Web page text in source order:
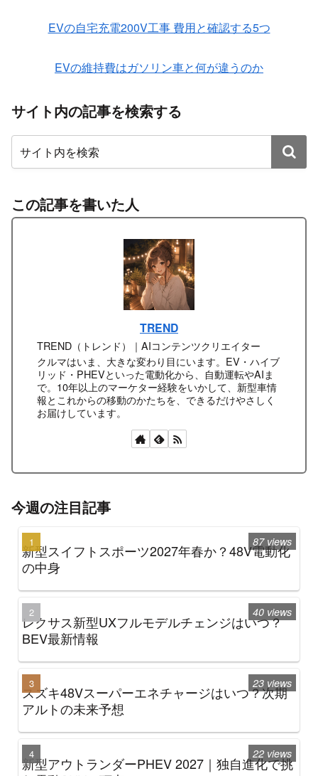
EVの自宅充電200V工事 費用と確認する5つ
EVの維持費はガソリン車と何が違うのか
サイト内の記事を検索する
この記事を書いた人
TREND
TREND（トレンド）｜AIコンテンツクリエイター
クルマはいま、大きな変わり目にいます。EV・ハイブ
リッド・PHEVといった電動化から、自動運転やAIま
で。10年以上のマーケター経験をいかして、新型車情
報とこれからの移動のかたちを、できるだけやさしく
お届けしています。
今週の注目記事
新型スイフトスポーツ2027年春か？48V電動化
の中身
87 views
レクサス新型UXフルモデルチェンジはいつ？
BEV最新情報
40 views
スズキ48Vスーパーエネチャージはいつ？次期
アルトの未来予想
23 views
新型アウトランダーPHEV 2027｜独自進化で挑
22 views